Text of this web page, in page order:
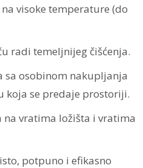
visoke temperature (do
radi temeljnijeg čišćenja.
sa osobinom nakupljanja
koja se predaje prostoriji.
vratima ložišta i vratima
potpuno i efikasno